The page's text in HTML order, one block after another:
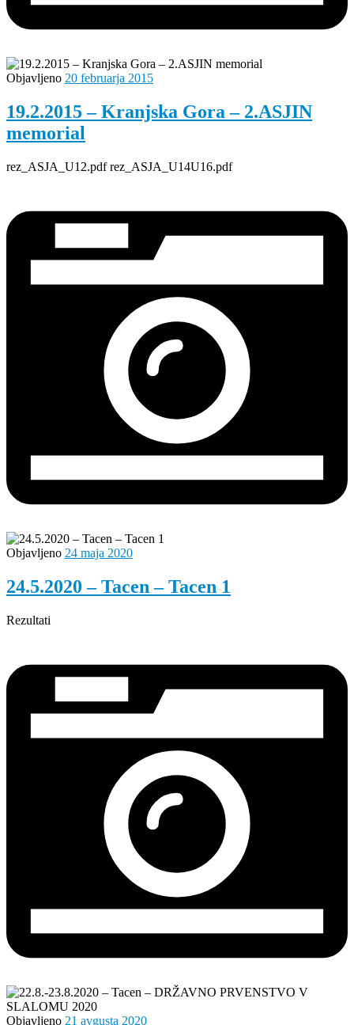
Objavljeno 20 februarja 2015
19.2.2015 – Kranjska Gora – 2.ASJIN
memorial
rez_ASJA_U12.pdf rez_ASJA_U14U16.pdf
Objavljeno 24 maja 2020
24.5.2020 – Tacen – Tacen 1
Rezultati
Objavljeno 21 avgusta 2020